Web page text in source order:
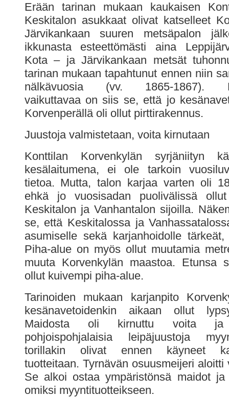
Erään tarinan mukaan kaukaisen
Keskitalon asukkaat olivat katselleet
Järvikankaan suuren metsäpalon
ikkunasta esteettömästi aina
Kota – ja Järvikankaan metsät
tarinan mukaan tapahtunut ennen niin
nälkävuosia (vv. 1865-1867).
vaikuttavaa on siis se, että jo
Korvenperällä oli ollut pirttirakennus.
Juustoja valmistetaan, voita kirnutaan
Konttilan Korvenkylän syrjäniityn
kesälaitumena, ei ole tarkoin
tietoa. Mutta, talon karjaa varten oli
ehkä jo vuosisadan puolivälissä ollut
Keskitalon ja Vanhantalon sijoilla.
se, että Keskitalossa ja
asumiselle sekä karjanhoidolle
Piha-alue on myös ollut muutamia
muuta Korvenkylän maastoa. Etunsa
ollut kuivempi piha-alue.
Tarinoiden mukaan karjanpito
kesänavetoidenkin aikaan ollut
Maidosta oli kirnuttu voita ja
pohjoispohjalaisia leipäjuustoja
torillakin olivat ennen käyneet
tuotteitaan. Tyrnävän osuusmeijeri aloitti
Se alkoi ostaa ympäristönsä maidot
omiksi myyntituotteikseen.